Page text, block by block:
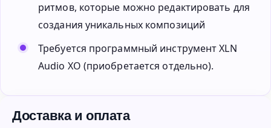
ритмов, которые можно редактировать для
создания уникальных композиций
Требуется программный инструмент XLN
Audio XO (приобретается отдельно).
Доставка и оплата